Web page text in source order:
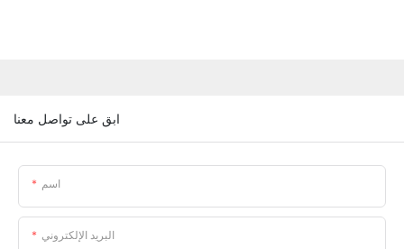
ابق على تواصل معنا
اسم
البريد الإلكتروني